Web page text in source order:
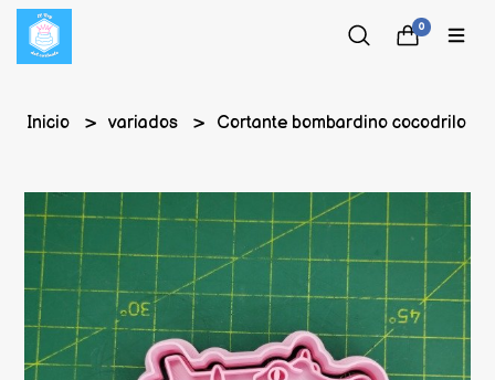
0
Inicio variados Cortante bombardino cocodrilo